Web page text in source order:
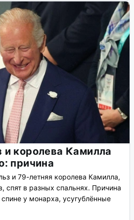
и королева Камилла
причина
и 79-летняя королева Камилла,
спят в разных спальнях. Причина
у монарха, усугублённые